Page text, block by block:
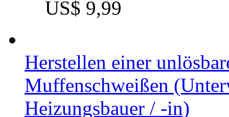
US$ 9,99
Herstellen einer
Muffenschweißen
Heizungsbauer / -in)